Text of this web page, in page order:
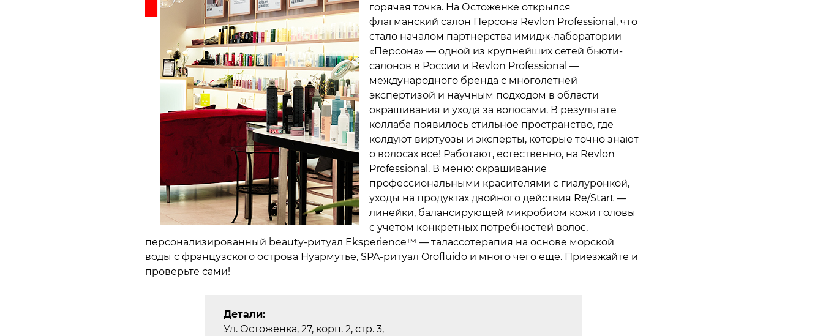
горячая точка. На Остоженке открылся
флагманский салон Персона Revlon Professional, что
стало началом партнерства имидж-лаборатории
«Персона» — одной из крупнейших сетей бьюти-
салонов в России и Revlon Professional —
международного бренда с многолетней
экспертизой и научным подходом в области
окрашивания и ухода за волосами. В результате
коллаба появилось стильное пространство, где
колдуют виртуозы и эксперты, которые точно знают
о волосах все! Работают, естественно, на Revlon
Professional. В меню: окрашивание
профессиональными красителями с гиалуронкой,
уходы на продуктах двойного действия Re/Start —
линейки, балансирующей микробиом кожи головы
с учетом конкретных потребностей волос,
персонализированный beauty-ритуал Eksperience™ — талассотерапия на основе морской
воды с французского острова Нуармутье, SPA-ритуал Orofluido и много чего еще. Приезжайте и
проверьте сами!
Детали:
Ул. Остоженка, 27, корп. 2, стр. 3,